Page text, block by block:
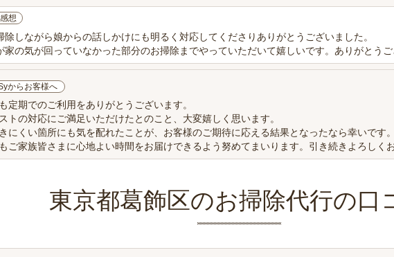
想
除しながら娘からの話しかけにも明るく対応してくださりありがとうございました。
家の気が回っていなかった部分のお掃除までやっていただいて嬉しいです。ありがとうご
からお客様へ
定期でのご利用をありがとうございます。
トの対応にご満足いただけたとのこと、大変嬉しく思います。
にくい箇所にも気を配れたことが、お客様のご期待に応える結果となったなら幸いです。
ご家族皆さまに心地よい時間をお届けできるよう努めてまいります。引き続きよろしく
東京都葛飾区のお掃除代行の口